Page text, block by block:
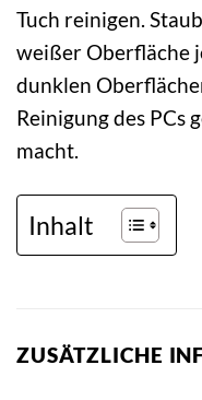
Tuch reinigen.
weißer Oberfläche
dunklen
Reinigung des PCs
macht.
Inhalt
ZUSÄTZLICHE